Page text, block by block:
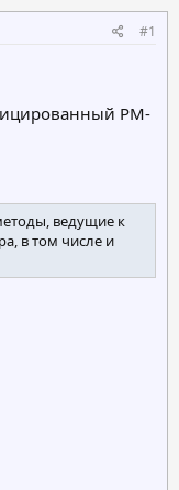
#1
PM-
ведущие к
в том числе и